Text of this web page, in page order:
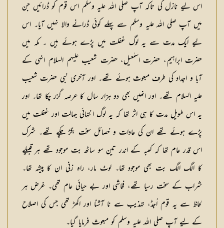
اس لیے نازل کی تاکہ آپ صلی اللہ علیہ وسلم اس قوم کو ڈرائیں جن
میں آپ صلی اللہ علیہ وسلم سے پہلے کوئی ڈرانے والا نہیں آیا۔ اس
لیے ایک مدت سے یہ لوگ غفلت میں پڑے ہوئے ہیں ۔ مکہ میں
حضرت ابراہیم، حضرت اسمٰعیل، حضرت شعیب علیہم السلام انہی کے
آبا و اجداد کی طرف مبعوث ہوئے تھے۔ اور آخری نبی حضرت شعیب
علیہ السلام تھے۔ اور انھیں بھی دو ہزار سال کا عرصہ گزر چکا تھا۔ اور
یہ اس طویل مدت کا ہی اثر تھا کہ یہ لوگ انتہائی جہالت اور غفلت میں
پڑے ہوئے تھے ان کی عادات و خصائل سخت بگڑ چکے تھے۔ شرک
اس قدر عام تھا کہ کعبہ کے اندر تین سو ساٹھ بت موجود تھے ہر قبیلے
کا الگ الگ بت بھی موجود تھا۔ لوٹ مار، راہ زنی ان کا پیشہ تھا۔
شراب کے سخت رسیا تھے، فحاشی اور بے حیائی عام تھی۔ غرض ہر
لحاظ سے یہ قوم اُجڈ، تہذیب سے نا آشنا اور اکھڑ تھی جس کی اصلاح
کے لیے آپ صلی اللہ علیہ وسلم کو مبعوث فرمایا گیا۔